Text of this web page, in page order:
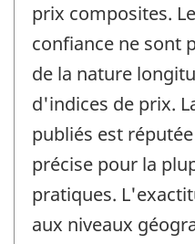
prix composites.
confiance ne sont
de la nature
d'indices de prix.
publiés est
précise pour la
pratiques.
aux niveaux